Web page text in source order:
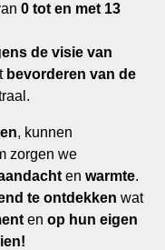
0 tot en met 13
de visie van
bevorderen van de
, kunnen
zorgen we
en warmte.
te ontdekken wat
en op hun eigen